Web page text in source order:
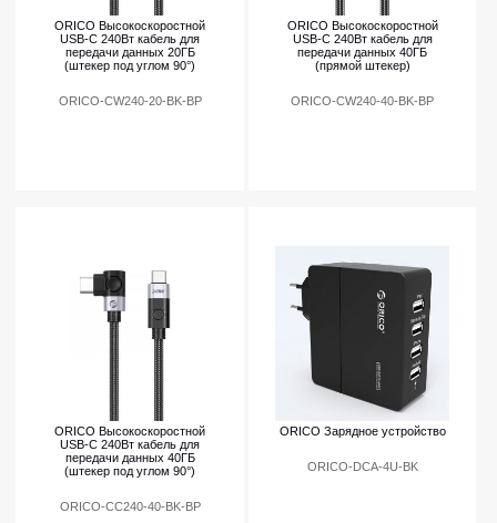
ORICO Высокоскоростной
USB-C 240Вт кабель для
передачи данных 20ГБ
(штекер под углом 90°)
ORICO-CW240-20-BK-BP
ORICO Высокоскоростной
USB-C 240Вт кабель для
передачи данных 40ГБ
(прямой штекер)
ORICO-CW240-40-BK-BP
ORICO Высокоскоростной
USB-C 240Вт кабель для
передачи данных 40ГБ
(штекер под углом 90°)
ORICO-CC240-40-BK-BP
ORICO Зарядное устройство
ORICO-DCA-4U-BK